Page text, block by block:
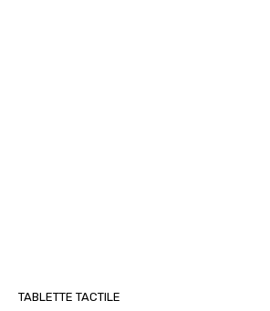
TABLETTE TACTILE